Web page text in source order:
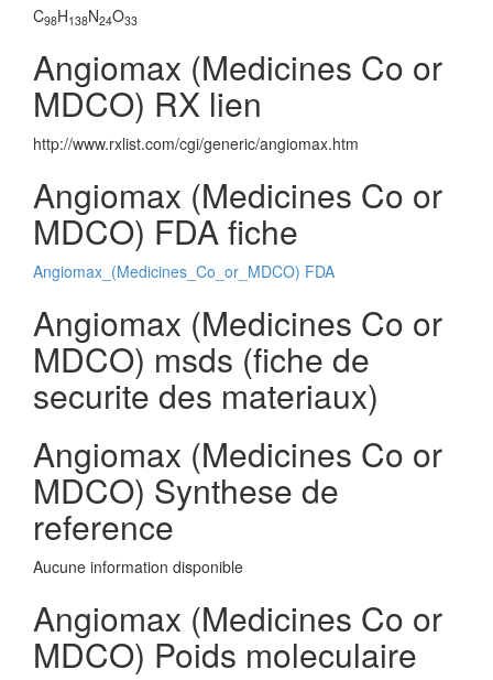
C98H138N24O33
Angiomax (Medicines Co or
MDCO) RX lien
http://www.rxlist.com/cgi/generic/angiomax.htm
Angiomax (Medicines Co or
MDCO) FDA fiche
Angiomax_(Medicines_Co_or_MDCO) FDA
Angiomax (Medicines Co or
MDCO) msds (fiche de
securite des materiaux)
Angiomax (Medicines Co or
MDCO) Synthese de
reference
Aucune information disponible
Angiomax (Medicines Co or
MDCO) Poids moleculaire